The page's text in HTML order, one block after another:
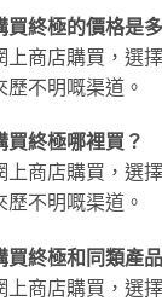
終極的價格是
上商店購買，選
不明嘅渠道。
終極哪裡買？
上商店購買，選
不明嘅渠道。
終極和同類產
上商店購買，選